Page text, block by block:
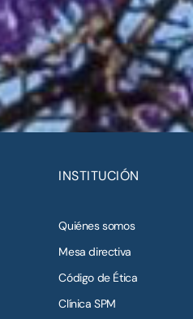
INSTITUCIÓN
Quiénes somos
Mesa directiva
Código de Ética
Clínica SPM